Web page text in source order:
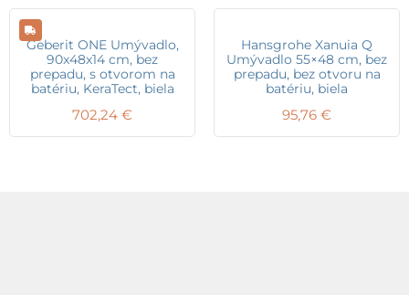
Geberit ONE Umývadlo,
90x48x14 cm, bez
prepadu, s otvorom na
batériu, KeraTect, biela
702,24 €
Hansgrohe Xanuia Q
Umývadlo 55×48 cm, bez
prepadu, bez otvoru na
batériu, biela
95,76 €